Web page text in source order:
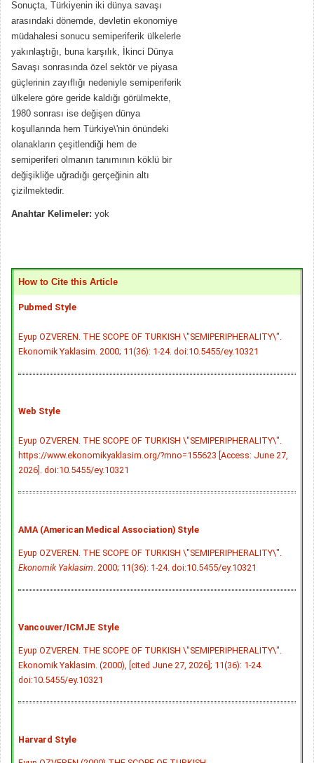
Sonuçta, Türkiyenin iki dünya savaşı
arasındaki dönemde, devletin ekonomiye
müdahalesi sonucu semiperiferik ülkelerle
yakınlaştığı, buna karşılık, İkinci Dünya
Savaşı sonrasında özel sektör ve piyasa
güçlerinin zayıflığı nedeniyle semiperiferik
ülkelere göre geride kaldığı görülmekte,
1980 sonrası ise değişen dünya
koşullarında hem Türkiye\'nin önündeki
olanakların çeşitlendiği hem de
semiperiferi olmanın tanımının köklü bir
değişikliğe uğradığı gerçeğinin altı
çizilmektedir.
Anahtar Kelimeler: yok
How to Cite this Article
Pubmed Style
Eyup OZVEREN. THE SCOPE OF TURKISH \"SEMIPERIPHERALITY\".
Ekonomik Yaklasim. 2000; 11(36): 1-24. doi:10.5455/ey.10321
Web Style
Eyup OZVEREN. THE SCOPE OF TURKISH \"SEMIPERIPHERALITY\".
https://www.ekonomikyaklasim.org/?mno=155623 [Access: June 27,
2026]. doi:10.5455/ey.10321
AMA (American Medical Association) Style
Eyup OZVEREN. THE SCOPE OF TURKISH \"SEMIPERIPHERALITY\".
Ekonomik Yaklasim . 2000; 11(36): 1-24. doi:10.5455/ey.10321
Vancouver/ICMJE Style
Eyup OZVEREN. THE SCOPE OF TURKISH \"SEMIPERIPHERALITY\".
Ekonomik Yaklasim. (2000), [cited June 27, 2026]; 11(36): 1-24.
doi:10.5455/ey.10321
Harvard Style